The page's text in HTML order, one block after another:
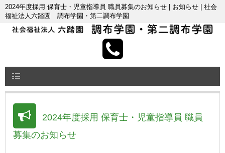
2024年度採用 保育士・児童指導員 職員募集のお知らせ | お知らせ | 社会
福祉法人六踏園 調布学園・第二調布学園
2024年度採用 保育士・児童指導員 職員
募集のお知らせ